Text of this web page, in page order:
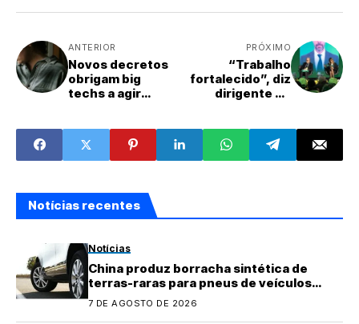
ANTERIOR
Novos decretos
obrigam big
techs a agir
PRÓXIMO
“Trabalho
fortalecido”, diz
dirigente do
Nacional da CSB
Notícias recentes
Notícias
China produz borracha sintética de
terras-raras para pneus de veículos
elétricos
7 DE AGOSTO DE 2026